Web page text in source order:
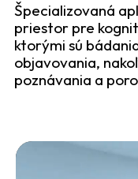
Špecializovaná
priestor pre
ktorými sú
objavovania,
poznávania a